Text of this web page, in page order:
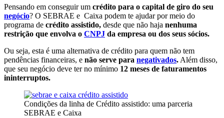
Pensando em conseguir um crédito para o capital de giro do seu
negócio? O SEBRAE e Caixa podem te ajudar por meio do
programa de crédito assistido, desde que não haja nenhuma
restrição que envolva o CNPJ da empresa ou dos seus sócios.
Ou seja, esta é uma alternativa de crédito para quem não tem
pendências financeiras, e não serve para negativados.Além disso,
que seu negócio deve ter no mínimo 12 meses de faturamentos
ininterruptos.
Condições da linha de Crédito assistido: uma parceria
SEBRAE e Caixa